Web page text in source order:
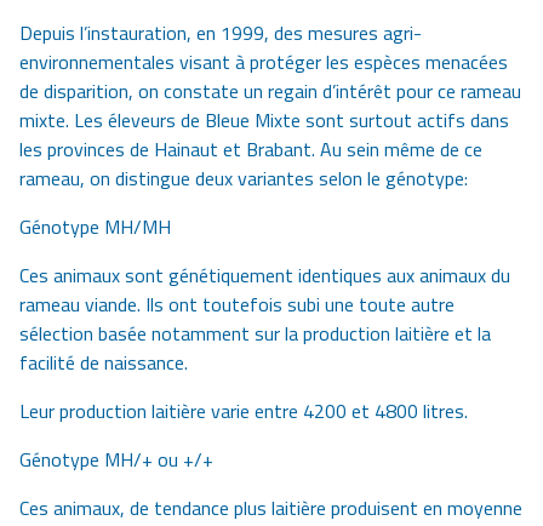
Depuis l’instauration, en 1999, des mesures agri-
environnementales visant à protéger les espèces menacées
de disparition, on constate un regain d’intérêt pour ce rameau
mixte. Les éleveurs de Bleue Mixte sont surtout actifs dans
les provinces de Hainaut et Brabant. Au sein même de ce
rameau, on distingue deux variantes selon le génotype:
Génotype MH/MH
Ces animaux sont génétiquement identiques aux animaux du
rameau viande. Ils ont toutefois subi une toute autre
sélection basée notamment sur la production laitière et la
facilité de naissance.
Leur production laitière varie entre 4200 et 4800 litres.
Génotype MH/+ ou +/+
Ces animaux, de tendance plus laitière produisent en moyenne